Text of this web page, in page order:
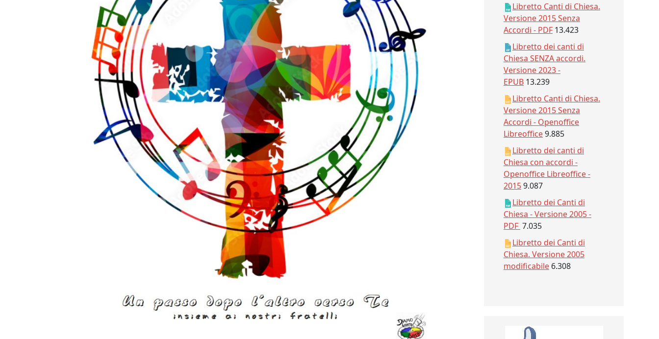
Libretto Canti di Chiesa.
Versione 2015 Senza
Accordi - PDF 13.423
Libretto dei canti di
Chiesa SENZA accordi.
Versione 2023 -
EPUB 13.239
Libretto Canti di Chiesa.
Versione 2015 Senza
Accordi - Openoffice
Libreoffice9.885
Libretto dei canti di
Chiesa con accordi -
Openoffice Libreoffice -
20159.087
Libretto dei Canti di
Chiesa - Versione 2005 -
PDF 7.035
Libretto dei Canti di
Chiesa. Versione 2005
modificabile 6.308